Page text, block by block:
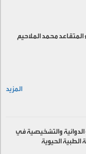
محمد الملاحيم
المزيد
الدوائية والتشخيصية في
الحيوية